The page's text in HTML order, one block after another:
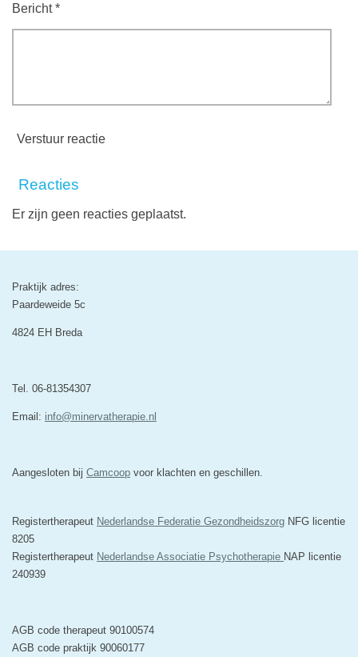
Bericht *
Verstuur reactie
Reacties
Er zijn geen reacties geplaatst.
Praktijk adres:
Paardeweide 5c
4824 EH Breda
Tel. 06-81354307
Email: info@minervatherapie.nl
Aangesloten bij Camcoop voor klachten en geschillen.
Registertherapeut Nederlandse Federatie Gezondheidszorg NFG licentie
8205
Registertherapeut Nederlandse Associatie Psychotherapie NAP licentie
240939
AGB code therapeut 90100574
AGB code praktijk 90060177